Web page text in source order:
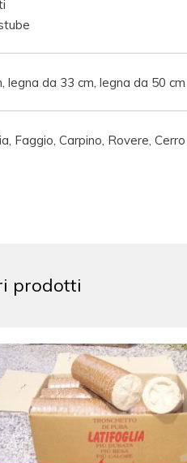
legna da 33 cm, legna da 50 cm
Faggio, Carpino, Rovere, Cerro
prodotti